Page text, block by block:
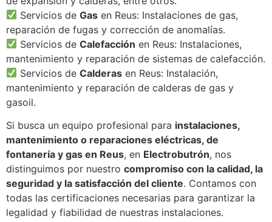
Servicios deGas en Reus: Instalaciones de gas,
reparación de fugas y corrección de anomalías.
Servicios deCalefacción en Reus: Instalaciones,
mantenimiento y reparación de sistemas de calefacción.
Servicios deCalderas en Reus: Instalación,
mantenimiento y reparación de calderas de gas y
gasoil.
Si busca un equipo profesional para instalaciones,
mantenimiento o reparaciones eléctricas, de
fontanería y gas en Reus, en Electrobutrón, nos
distinguimos por nuestro compromiso con la calidad, la
seguridad y la satisfacción del cliente. Contamos con
todas las certificaciones necesarias para garantizar la
legalidad y fiabilidad de nuestras instalaciones.